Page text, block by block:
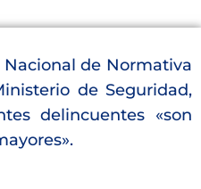
de Normativa
de Seguridad,
delincuentes «son